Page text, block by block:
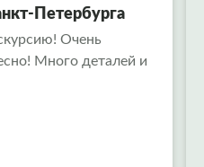
Петербурга
Очень
Много деталей и